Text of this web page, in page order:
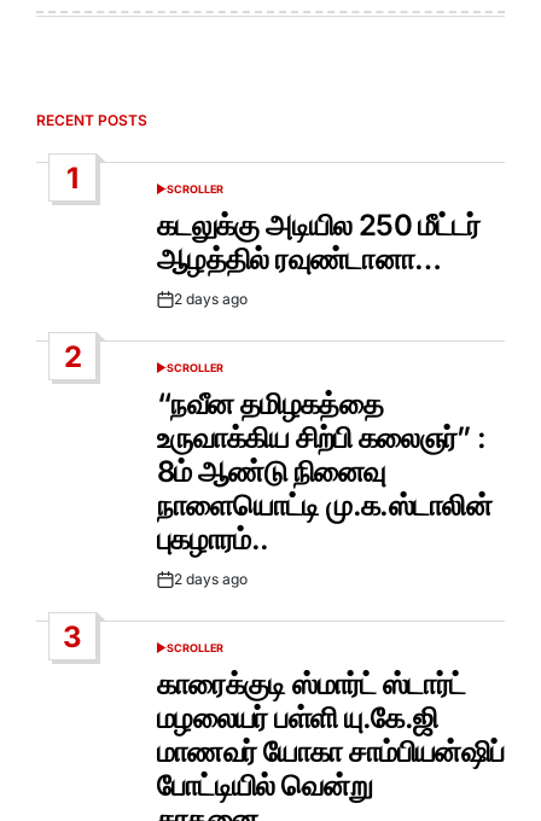
RECENT POSTS
1
POSTED
SCROLLER
கடலுக்கு அடியில 250 மீட்டர்
ஆழத்தில் ரவுண்டானா…
Post2 days ago
2
POSTED
SCROLLER
“நவீன தமிழகத்தை
உருவாக்கிய சிற்பி கலைஞர்” :
8ம் ஆண்டு நினைவு
நாளையொட்டி மு.க.ஸ்டாலின்
புகழாரம்..
Post2 days ago
3
POSTED
SCROLLER
காரைக்குடி ஸ்மார்ட் ஸ்டார்ட்
மழலையர் பள்ளி யு.கே.ஜி
மாணவர் யோகா சாம்பியன்ஷிப்
போட்டியில் வென்று